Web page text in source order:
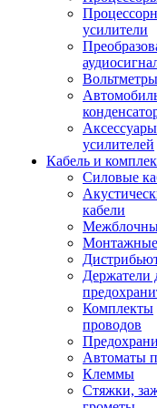
усилители
Вольтметры
усилителей
Кабель и
Силовые
кабели
Монтажные
Держатели
Комплекты
проводов
Автоматы
Клеммы
Стяжки,